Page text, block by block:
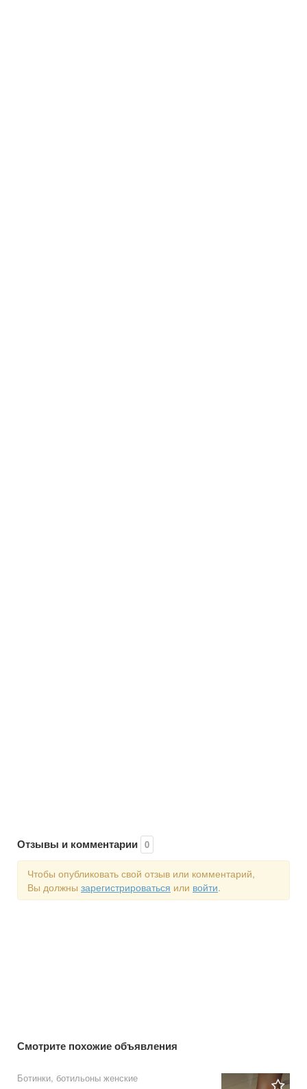
Отзывы и комментарии 0
Чтобы опубликовать свой отзыв или комментарий,
Вы должны зарегистрироваться или войти.
Смотрите похожие объявления
Ботинки, ботильоны женские